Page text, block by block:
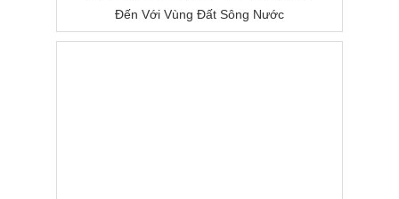
Đến Với Vùng Đất Sông Nước